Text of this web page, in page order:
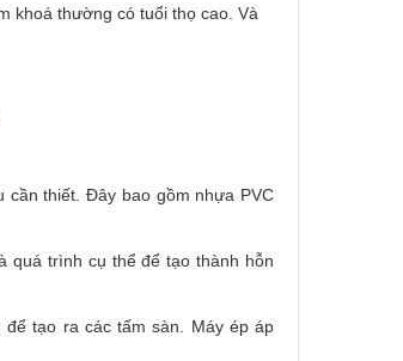
khoá thường có tuổi thọ cao. Và
cần thiết. Đây bao gồm nhựa PVC
quá trình cụ thể để tạo thành hỗn
tạo ra các tấm sàn. Máy ép áp